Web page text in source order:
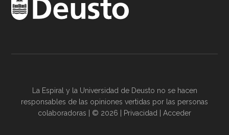
La Espiral y la Universidad de Deusto no se hacen
responsables de las opiniones vertidas por las personas
colaboradoras | © 2026 | Privacidad Acceder